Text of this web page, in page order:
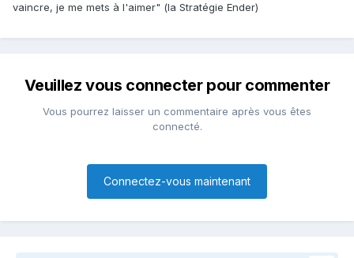
vaincre, je me mets à l'aimer" (la Stratégie Ender)
Veuillez vous connecter pour commenter
Vous pourrez laisser un commentaire après vous êtes
connecté.
Connectez-vous maintenant